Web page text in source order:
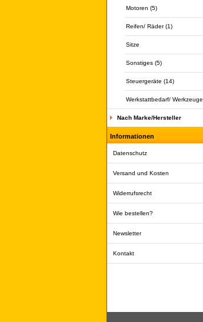
Motoren (5)
Reifen/ Räder (1)
Sitze
Sonstiges (5)
Steuergeräte (14)
Werkstattbedarf/ Werkzeuge
Nach Marke/Hersteller
Informationen
Datenschutz
Versand und Kosten
Widerrufsrecht
Wie bestellen?
Newsletter
Kontakt